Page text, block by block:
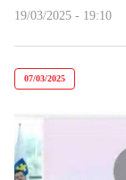
19/03/2025 - 19:10
07/03/2025